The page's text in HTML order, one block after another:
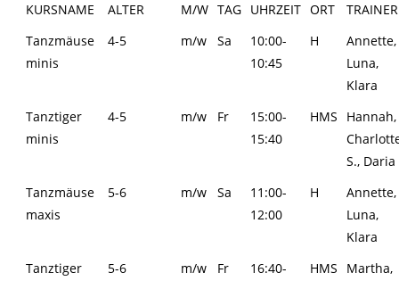
KURSNAME ALTER M/W TAG UHRZEIT ORT
TRAINER
Tanzmäuse
minis
4-5 m/w Sa
10:00-
10:45
H
Annette,
Luna,
Klara
Tanztiger
minis
4-5 m/w Fr
15:00-
15:40
HMS
Hannah,
S., Daria
Tanzmäuse
maxis
5-6 m/w Sa
11:00-
12:00
H
Annette,
Luna,
Klara
Tanztiger
5-6 m/w Fr
16:40-
HMS
Martha,